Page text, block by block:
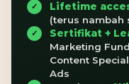
Lifetime
(terus nambah
Sertifikat +
Marketing
Content
Ads